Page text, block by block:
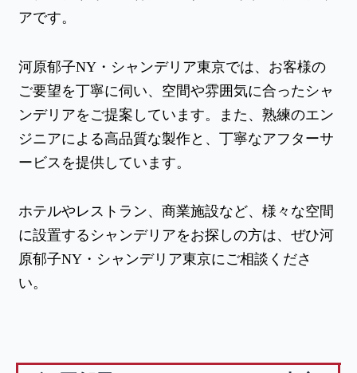
アです。
河原郁子NY・シャンデリア東京では、お客様の
ご要望を丁寧に伺い、空間や雰囲気に合ったシャ
ンデリアをご提案しています。また、熟練のエン
ジニアによる高品質な製作と、丁寧なアフターサ
ービスを提供しています。
ホテルやレストラン、商業施設など、様々な空間
に設置するシャンデリアをお探しの方は、ぜひ河
原郁子NY・シャンデリア東京にご相談くださ
い。